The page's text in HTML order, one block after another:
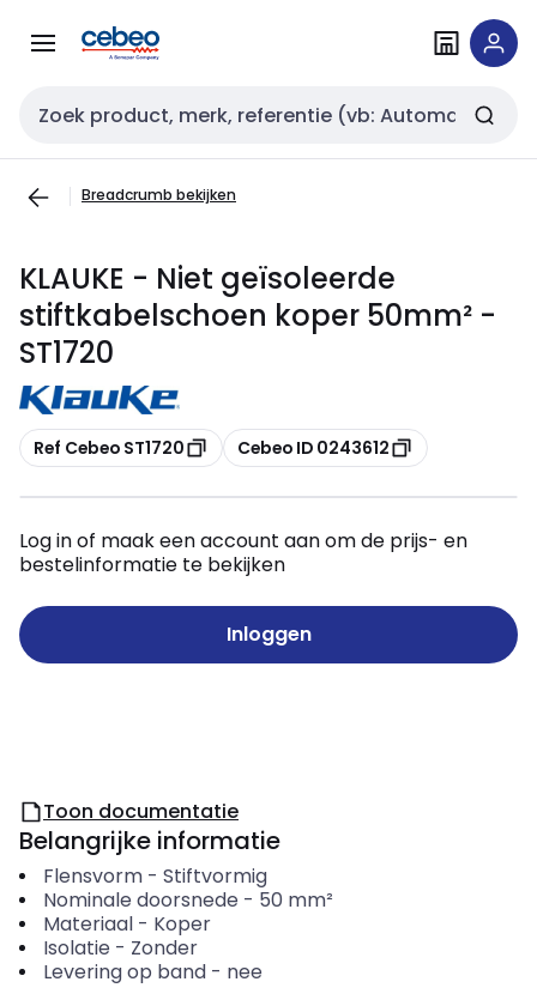
naar
naar
Zoekveld invoer
Breadcrumb bekijken
KLAUKE - Niet geïsoleerde
stiftkabelschoen koper 50mm² -
ST1720
Kopiëren
Ref Cebeo ST1720 Kopiëren
Cebeo ID 0243612
Log in of maak een account aan om de prijs- en
bestelinformatie te bekijken
Inloggen
Toon documentatie
Belangrijke informatie
Flensvorm- Stiftvormig
Nominale doorsnede - 50 mm²
Materiaal- Koper
Isolatie - Zonder
Levering op band- nee